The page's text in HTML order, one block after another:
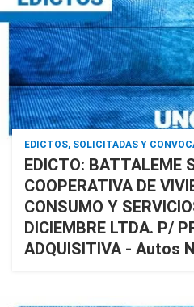
EDICTOS, SOLICITADAS Y
EDICTO: BATTALEME
COOPERATIVA DE
CONSUMO Y
DICIEMBRE LTDA. P/
ADQUISITIVA - Autos